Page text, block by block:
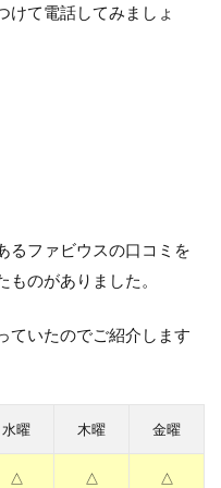
けて電話してみましょ
るファビウスの口コミを
のがありました。
ていたのでご紹介します
水曜 木曜 金曜
△ △ △